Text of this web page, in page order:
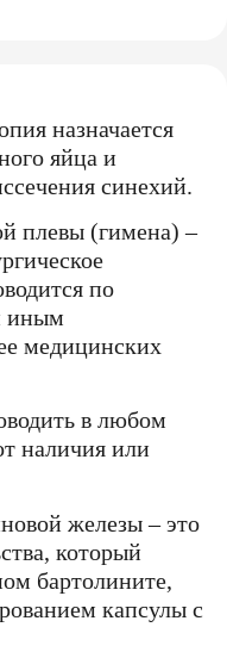
назначается
яйца и
синехий.
плевы (гимена) –
по
иным
медицинских
в любом
наличия или
железы – это
который
бартолините,
капсулы с